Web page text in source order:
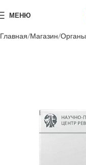
МЕНЮ
Главная Магазин Органы